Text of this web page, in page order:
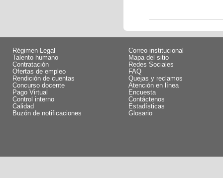
Régimen Legal
Talento humano
Contratación
Ofertas de empleo
Rendición de cuentas
Concurso docente
Pago Virtual
Control interno
Calidad
Buzón de notificaciones
Correo institucional
Mapa del sitio
Redes Sociales
FAQ
Quejas y reclamos
Atención en línea
Encuesta
Contáctenos
Estadísticas
Glosario